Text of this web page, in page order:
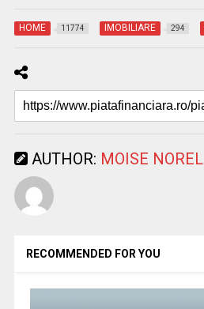
HOME 11774 IMOBILIARE 294
AUTHOR: MOISE NOREL
RECOMMENDED FOR YOU